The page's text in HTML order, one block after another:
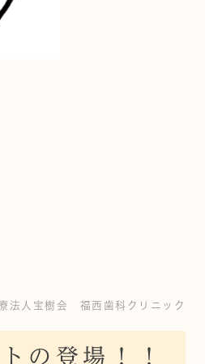
法人宝樹会 福西歯科クリニック
の登場！！